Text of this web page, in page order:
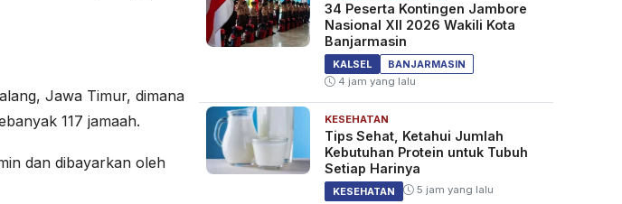
Jawa Timur, dimana
117 jamaah.
dan dibayarkan oleh
34 Peserta Kontingen Jambore
Nasional XII 2026 Wakili Kota
Banjarmasin
KALSEL
BANJARMASIN
4 jam yang lalu
KESEHATAN
Tips Sehat, Ketahui Jumlah
Kebutuhan Protein untuk Tubuh
Setiap Harinya
KESEHATAN 5 jam yang lalu